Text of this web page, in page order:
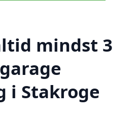
mindst 3
i Stakroge